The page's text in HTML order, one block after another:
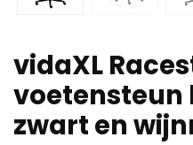
vidaXL
voetensteun
zwart en